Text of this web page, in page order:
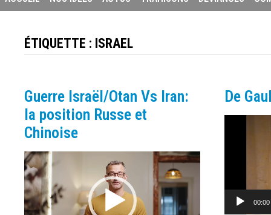
ÉTIQUETTE : ISRAEL
Guerre Israël/Otan Vs Iran:
la position Russe et
Chinoise
Lecteur
vidéo
De
00:00